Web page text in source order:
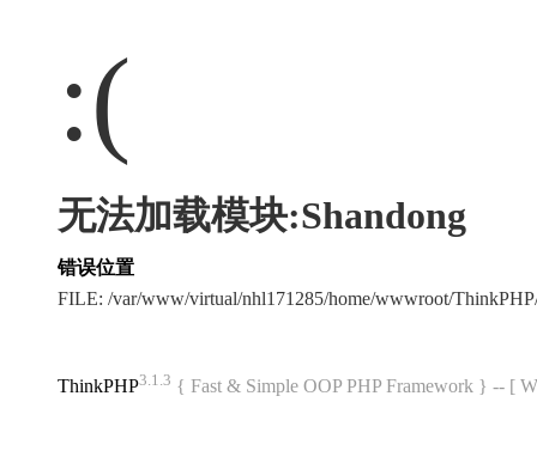
:(
无法加载模块:Shandong
错误位置
FILE: /var/www/virtual/nhl171285/home/wwwroot/
ThinkPHP3.1.3 { Fast & Simple OOP PHP Framework } -- [